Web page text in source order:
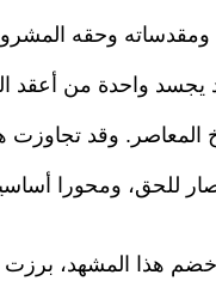
ومقدساته وحقه
واحدة من أعقد
المعاصر. وقد تجاوزت
للحق، ومحورا
هذا المشهد، برزت